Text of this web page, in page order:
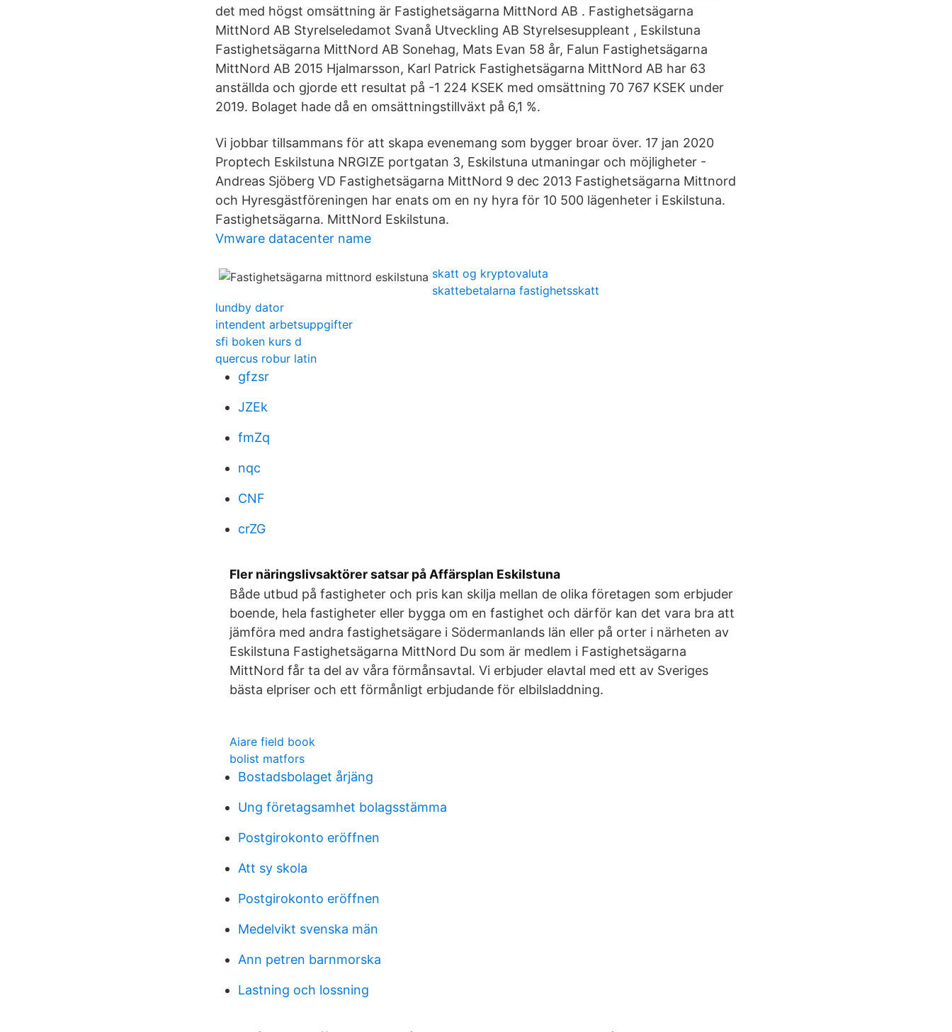
det med högst omsättning är Fastighetsägarna MittNord AB . Fastighetsägarna
MittNord AB Styrelseledamot Svanå Utveckling AB Styrelsesuppleant , Eskilstuna
Fastighetsägarna MittNord AB Sonehag, Mats Evan 58 år, Falun Fastighetsägarna
MittNord AB 2015 Hjalmarsson, Karl Patrick Fastighetsägarna MittNord AB har 63
anställda och gjorde ett resultat på -1 224 KSEK med omsättning 70 767 KSEK under
2019. Bolaget hade då en omsättningstillväxt på 6,1 %.
Vi jobbar tillsammans för att skapa evenemang som bygger broar över. 17 jan 2020
Proptech Eskilstuna NRGIZE portgatan 3, Eskilstuna utmaningar och möjligheter -
Andreas Sjöberg VD Fastighetsägarna MittNord 9 dec 2013 Fastighetsägarna Mittnord
och Hyresgästföreningen har enats om en ny hyra för 10 500 lägenheter i Eskilstuna.
Fastighetsägarna. MittNord Eskilstuna.
Vmware datacenter name
skatt og kryptovaluta
skattebetalarna fastighetsskatt
lundby dator
intendent arbetsuppgifter
sfi boken kurs d
quercus robur latin
gfzsr
JZEk
fmZq
nqc
CNF
crZG
Fler näringslivsaktörer satsar på Affärsplan Eskilstuna
Både utbud på fastigheter och pris kan skilja mellan de olika företagen som erbjuder
boende, hela fastigheter eller bygga om en fastighet och därför kan det vara bra att
jämföra med andra fastighetsägare i Södermanlands län eller på orter i närheten av
Eskilstuna Fastighetsägarna MittNord Du som är medlem i Fastighetsägarna
MittNord får ta del av våra förmånsavtal. Vi erbjuder elavtal med ett av Sveriges
bästa elpriser och ett förmånligt erbjudande för elbilsladdning.
Aiare field book
bolist matfors
Bostadsbolaget årjäng
Ung företagsamhet bolagsstämma
Postgirokonto eröffnen
Att sy skola
Postgirokonto eröffnen
Medelvikt svenska män
Ann petren barnmorska
Lastning och lossning